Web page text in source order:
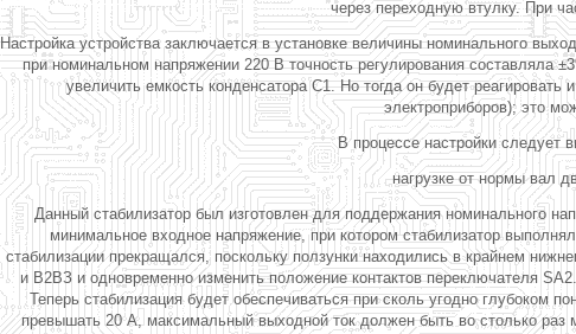
через переходную втулку. При
Настройка устройства заключается в установке величины номинального
при номинальном напряжении 220 В точность регулирования составляла
увеличить емкость конденсатора С1. Но тогда он будет
электроприборов); это
В процессе настройки следует
нагрузке от нормы вал
Данный стабилизатор был изготовлен для поддержания номинального
минимальное входное напряжение, при котором стабилизатор
стабилизации прекращался, поскольку ползунки находились в крайнем
и В2ВЗ и одновременно изменить положение контактов переключателя
Теперь стабилизация будет обеспечиваться при сколь угодно
превышать 20 А, максимальный выходной ток должен быть во столько раз